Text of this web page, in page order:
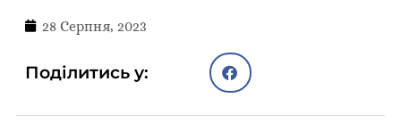
28 Серпня, 2023
Поділитись у: